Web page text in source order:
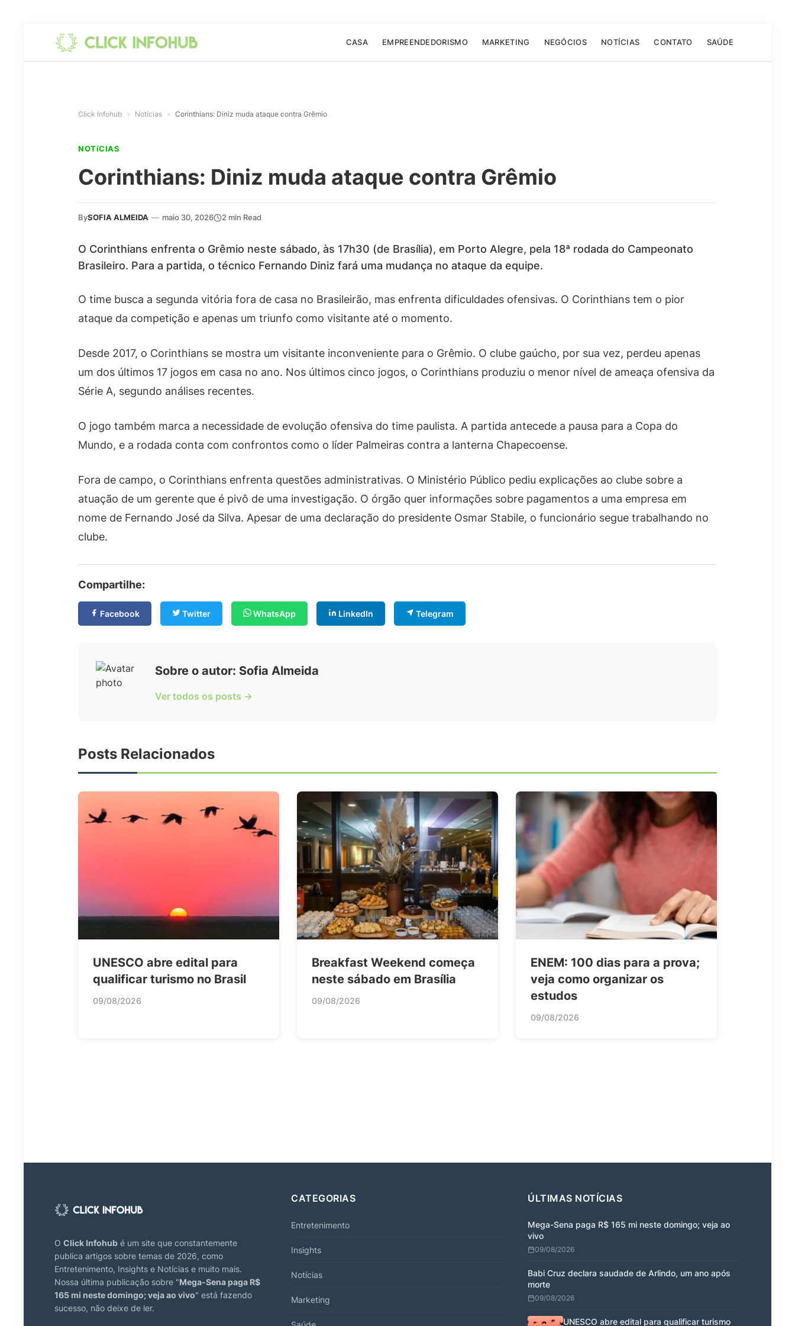
CASA EMPREENDEDORISMO MARKETING NEGÓCIOS NOTÍCIAS CONTATO SAÚDE
Click Infohub » Notícias » Corinthians: Diniz muda ataque contra Grêmio
NOTíCIAS
Corinthians: Diniz muda ataque contra Grêmio
BySOFIA ALMEIDA — maio 30, 2026 2 min Read
O Corinthians enfrenta o Grêmio neste sábado, às 17h30 (de Brasília), em Porto Alegre, pela 18ª rodada do Campeonato
Brasileiro. Para a partida, o técnico Fernando Diniz fará uma mudança no ataque da equipe.
O time busca a segunda vitória fora de casa no Brasileirão, mas enfrenta dificuldades ofensivas. O Corinthians tem o pior
ataque da competição e apenas um triunfo como visitante até o momento.
Desde 2017, o Corinthians se mostra um visitante inconveniente para o Grêmio. O clube gaúcho, por sua vez, perdeu apenas
um dos últimos 17 jogos em casa no ano. Nos últimos cinco jogos, o Corinthians produziu o menor nível de ameaça ofensiva da
Série A, segundo análises recentes.
O jogo também marca a necessidade de evolução ofensiva do time paulista. A partida antecede a pausa para a Copa do
Mundo, e a rodada conta com confrontos como o líder Palmeiras contra a lanterna Chapecoense.
Fora de campo, o Corinthians enfrenta questões administrativas. O Ministério Público pediu explicações ao clube sobre a
atuação de um gerente que é pivô de uma investigação. O órgão quer informações sobre pagamentos a uma empresa em
nome de Fernando José da Silva. Apesar de uma declaração do presidente Osmar Stabile, o funcionário segue trabalhando no
clube.
Compartilhe:
Facebook Twitter WhatsApp LinkedIn Telegram
Sobre o autor: Sofia Almeida
Ver todos os posts →
Posts Relacionados
UNESCO abre edital para
qualificar turismo no Brasil
09/08/2026
Breakfast Weekend começa
neste sábado em Brasília
09/08/2026
ENEM: 100 dias para a prova;
veja como organizar os
estudos
09/08/2026
O Click Infohub é um site que constantemente
publica artigos sobre temas de 2026, como
Entretenimento, Insights e Notícias e muito mais.
Nossa última publicação sobre "Mega-Sena paga R$
165 mi neste domingo; veja ao vivo" está fazendo
sucesso, não deixe de ler.
CATEGORIAS
Entretenimento
Insights
Notícias
Marketing
ÚLTIMAS NOTÍCIAS
Mega-Sena paga R$ 165 mi neste domingo; veja ao
vivo
09/08/2026
Babi Cruz declara saudade de Arlindo, um ano após
morte
09/08/2026
UNESCO abre edital para qualificar turismo